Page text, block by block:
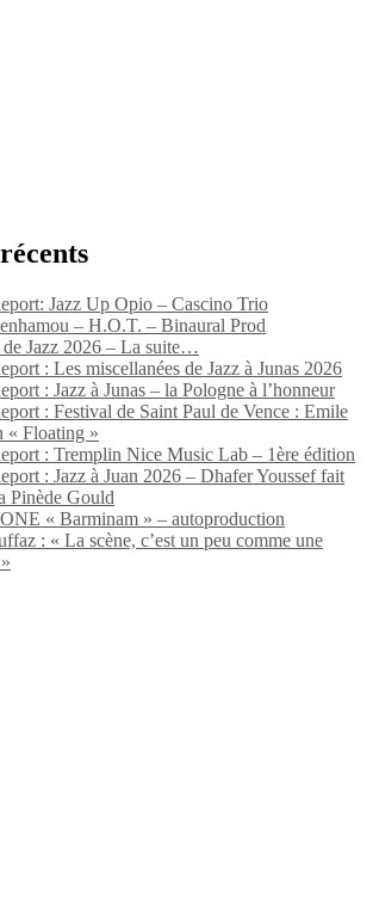
Jazz Up Opio – Cascino Trio
– H.O.T. – Binaural Prod
de Jazz 2026 – La suite…
: Les miscellanées de Jazz à Junas 2026
: Jazz à Junas – la Pologne à l’honneur
: Festival de Saint Paul de Vence : Emile
« Floating »
: Tremplin Nice Music Lab – 1ère édition
: Jazz à Juan 2026 – Dhafer Youssef fait
Pinède Gould
« Barminam » – autoproduction
: « La scène, c’est un peu comme une